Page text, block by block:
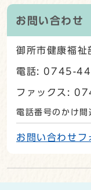
お問い合わせ
御所市健康福祉
電話: 0745-
ファックス:
電話番号のかけ間
お問い合わせフ